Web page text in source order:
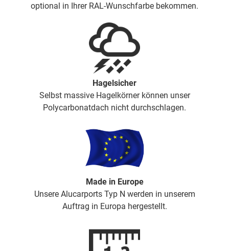
optional in Ihrer RAL-Wunschfarbe bekommen.
Hagelsicher
Selbst massive Hagelkörner können unser
Polycarbonatdach nicht durchschlagen.
Made in Europe
Unsere Alucarports Typ N werden in unserem
Auftrag in Europa hergestellt.